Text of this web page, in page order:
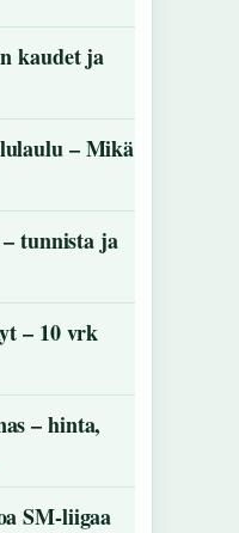
kaudet ja
– Mikä
tunnista ja
– 10 vrk
– hinta,
SM-liigaa